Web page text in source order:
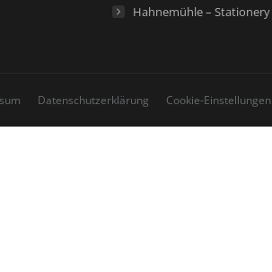
Hahnemühle – Stationery
Datenschutzerklärung Cookie-Einstellungen